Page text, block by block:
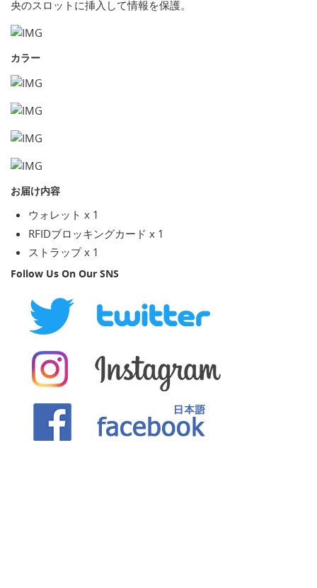
央のスロットに挿入して情報を保護。
カラー
お届け内容
ウォレット x 1
RFIDブロッキングカード x 1
ストラップ x 1
Follow Us On Our SNS